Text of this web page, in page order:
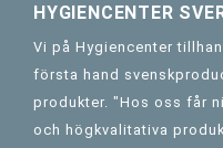
HYGIENCENTER
Vi på Hygiencenter
första hand
produkter. "Hos oss får
och högkvalitativa